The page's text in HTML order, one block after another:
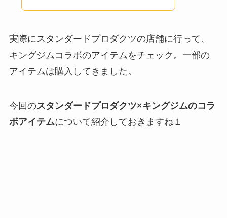
実際にスタンダードプロダクツの店舗に行って、
キングジムコラボのアイテムをチェック。一部の
アイテムは購入してきました。
今回のスタンダードプロダクツ×キングジムのコラ
ボアイテムについて紹介しておきますね１